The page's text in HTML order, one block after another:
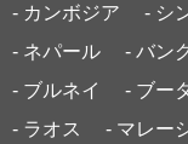
- カンボジア
- シ
- ネパール
- バン
- ブルネイ
- ブー
- ラオス
- マレー